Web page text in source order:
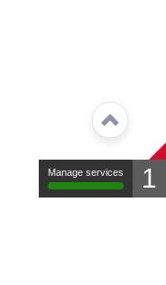
Manage services 1